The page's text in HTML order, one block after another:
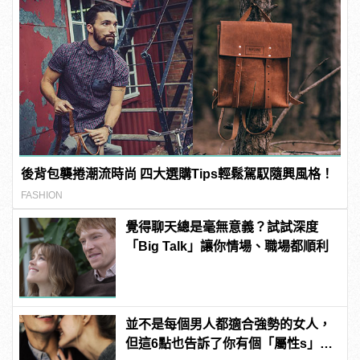
後背包襲捲潮流時尚 四大選購Tips輕鬆駕馭隨興風格！
FASHION
覺得聊天總是毫無意義？試試深度
「Big Talk」讓你情場、職場都順利
並不是每個男人都適合強勢的女人，
但這6點也告訴了你有個「屬性s」的